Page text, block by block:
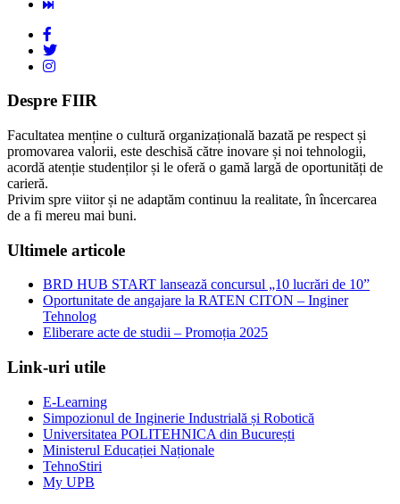
Despre FIIR
Facultatea menține o cultură organizațională bazată pe respect și
promovarea valorii, este deschisă către inovare și noi tehnologii,
acordă atenție studenților și le oferă o gamă largă de oportunități de
carieră.
Privim spre viitor și ne adaptăm continuu la realitate, în încercarea
de a fi mereu mai buni.
Ultimele articole
BRD HUB START lansează concursul „10 lucrări de 10”
Oportunitate de angajare la RATEN CITON – Inginer
Tehnolog
Eliberare acte de studii – Promoția 2025
Link-uri utile
E-Learning
Simpozionul de Inginerie Industrială și Robotică
Universitatea POLITEHNICA din București
Ministerul Educației Naționale
TehnoStiri
My UPB